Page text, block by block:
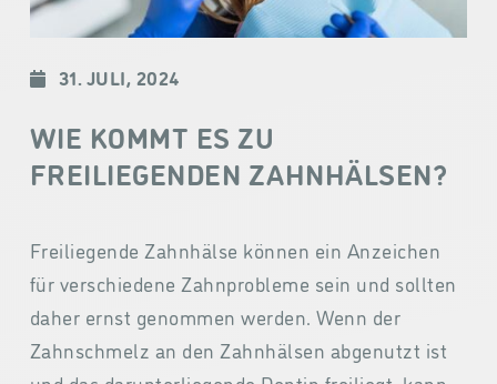
31. JULI, 2024
WIE KOMMT ES ZU
FREILIEGENDEN ZAHNHÄLSEN?
Freiliegende Zahnhälse können ein Anzeichen
für verschiedene Zahnprobleme sein und sollten
daher ernst genommen werden. Wenn der
Zahnschmelz an den Zahnhälsen abgenutzt ist